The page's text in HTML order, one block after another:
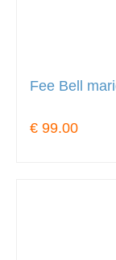
Fee Bell
€ 99.00